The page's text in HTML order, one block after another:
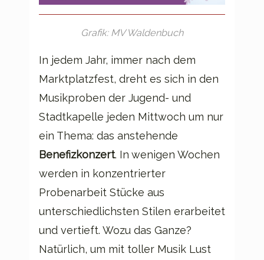
Grafik: MV Waldenbuch
In jedem Jahr, immer nach dem
Marktplatzfest, dreht es sich in den
Musikproben der Jugend- und
Stadtkapelle jeden Mittwoch um nur
ein Thema: das anstehende
Benefizkonzert. In wenigen Wochen
werden in konzentrierter
Probenarbeit Stücke aus
unterschiedlichsten Stilen erarbeitet
und vertieft. Wozu das Ganze?
Natürlich, um mit toller Musik Lust